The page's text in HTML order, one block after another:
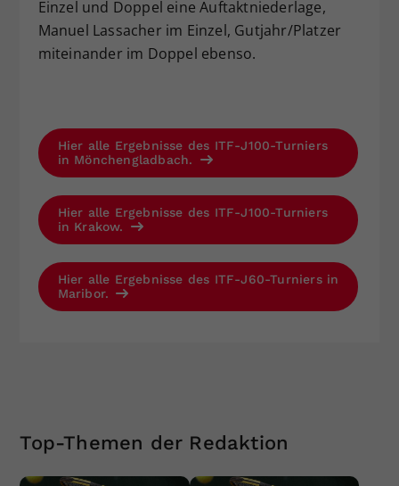
Einzel und Doppel eine Auftaktniederlage,
Manuel Lassacher im Einzel, Gutjahr/Platzer
miteinander im Doppel ebenso.
Hier alle Ergebnisse des ITF-J100-Turniers
in Mönchengladbach.
Hier alle Ergebnisse des ITF-J100-Turniers
in Krakow.
Hier alle Ergebnisse des ITF-J60-Turniers in
Maribor.
Top-Themen der Redaktion